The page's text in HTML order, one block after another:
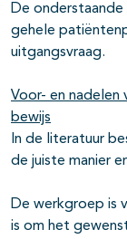
De
gehele
uitgangsvraag.
Voor- en nadelen
bewijs
In de literatuur
de juiste manier
De werkgroep is
is om het